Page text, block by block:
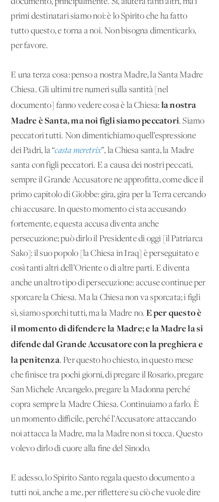
primi destinatari siamo noi: è lo Spirito che ha fatto
tutto questo, e torna a noi. Non bisogna dimenticarlo,
per favore.
E una terza cosa: penso a nostra Madre, la Santa Madre
Chiesa. Gli ultimi tre numeri sulla santità [nel
documento] fanno vedere cosa è la Chiesa: la nostra
Madre è Santa, ma noi figli siamo peccatori. Siamo
peccatori tutti. Non dimentichiamo quell’espressione
dei Padri, la “casta meretrix”, la Chiesa santa, la Madre
santa con figli peccatori. E a causa dei nostri peccati,
sempre il Grande Accusatore ne approfitta, come dice il
primo capitolo di Giobbe: gira, gira per la Terra cercando
chi accusare. In questo momento ci sta accusando
fortemente, e questa accusa diventa anche
persecuzione; può dirlo il Presidente di oggi [il Patriarca
Sako]: il suo popolo [la Chiesa in Iraq] è perseguitato e
così tanti altri dell’Oriente o di altre parti. E diventa
anche un altro tipo di persecuzione: accuse continue per
sporcare la Chiesa. Ma la Chiesa non va sporcata; i figli
sì, siamo sporchi tutti, ma la Madre no. E per questo è
il momento di difendere la Madre; e la Madre la si
difende dal Grande Accusatore con la preghiera e
la penitenza. Per questo ho chiesto, in questo mese
che finisce tra pochi giorni, di pregare il Rosario, pregare
San Michele Arcangelo, pregare la Madonna perché
copra sempre la Madre Chiesa. Continuiamo a farlo. È
un momento difficile, perché l’Accusatore attaccando
noi attacca la Madre, ma la Madre non si tocca. Questo
volevo dirlo di cuore alla fine del Sinodo.
E adesso, lo Spirito Santo regala questo documento a
tutti noi, anche a me, per riflettere su ciò che vuole dire